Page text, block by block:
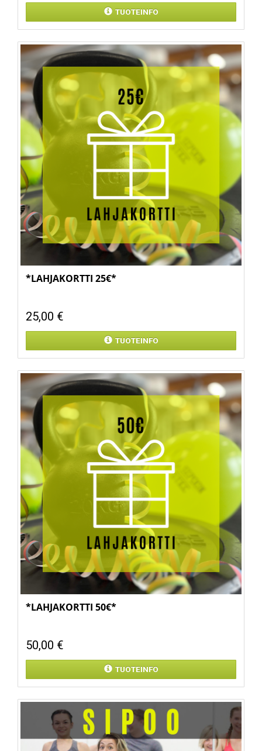
TUOTEINFO
*LAHJAKORTTI 25€*
25,00 €
TUOTEINFO
*LAHJAKORTTI 50€*
50,00 €
TUOTEINFO